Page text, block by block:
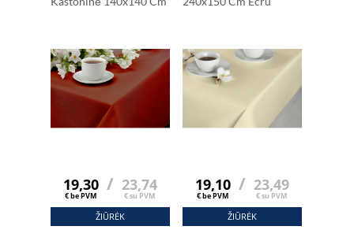
19,30
€ be PVM
/ 23,74
€ su PVM
ŽIŪRĖK
19,10
€ be PVM
/ 23,49
€ su PVM
ŽIŪRĖK